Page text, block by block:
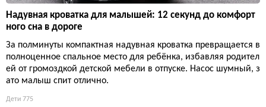
Надувная кроватка для малышей: 12 секунд до комфорт
ного сна в дороге
За полминуты компактная надувная кроватка превращается в
полноценное спальное место для ребёнка, избавляя родител
ей от громоздкой детской мебели в отпуске. Насос шумный, з
ато малыш спит отлично.
Дети 775